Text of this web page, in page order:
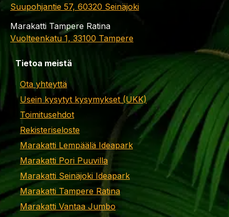
Suupohjantie 57, 60320 Seinäjoki
Marakatti Tampere Ratina
Vuolteenkatu 1, 33100 Tampere
Tietoa meistä
Ota yhteyttä
Usein kysytyt kysymykset (UKK)
Toimitusehdot
Rekisteriseloste
Marakatti Lempäälä Ideapark
Marakatti Pori Puuvilla
Marakatti Seinäjoki Ideapark
Marakatti Tampere Ratina
Marakatti Vantaa Jumbo